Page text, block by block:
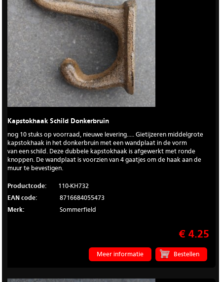
Kapstokhaak Schild Donkerbruin
nog 10 stuks op voorraad, nieuwe levering..... Gietijzeren middelgrote
kapstokhaak in het donkerbruin met een wandplaat in de vorm
van een schild. Deze dubbele kapstokhaak is afgewerkt met ronde
knoppen. De wandplaat is voorzien van 4 gaatjes om de haak aan de
muur te bevestigen.
Productcode:
110-KH732
EAN code:
8716684055473
Merk:
Sommerfield
€ 4.25
Meer informatie